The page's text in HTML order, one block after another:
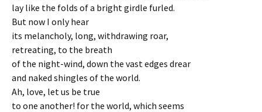
lay like the folds of a bright girdle furled.
But now I only hear
its melancholy, long, withdrawing roar,
retreating, to the breath
of the night-wind, down the vast edges drear
and naked shingles of the world.
Ah, love, let us be true
to one another! for the world, which seems